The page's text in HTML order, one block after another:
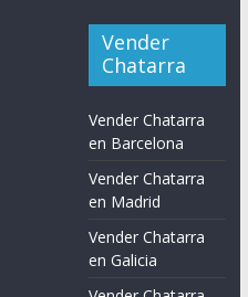
Vender
Chatarra
Vender Chatarra
en Barcelona
Vender Chatarra
en Madrid
Vender Chatarra
en Galicia